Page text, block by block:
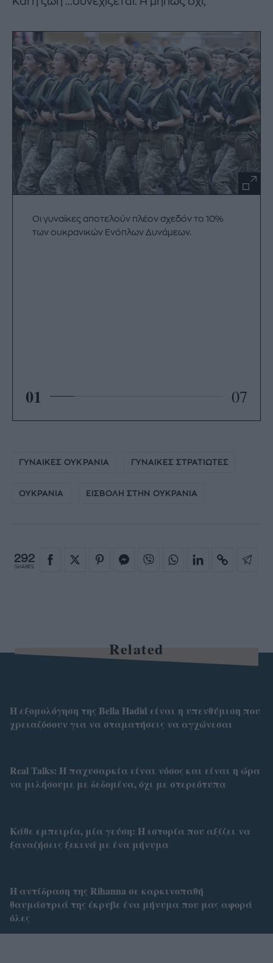
Οι γυναίκες αποτελούν πλέον σχεδόν το 10%
των ουκρανικών Ενόπλων Δυνάμεων.
01 07
ΓΥΝΑΙΚΕΣ ΟΥΚΡΑΝΙΑ ΓΥΝΑΙΚΕΣ ΣΤΡΑΤΙΩΤΕΣ
ΟΥΚΡΑΝΙΑ ΕΙΣΒΟΛΗ ΣΤΗΝ ΟΥΚΡΑΝΙΑ
292
SHARES
Related
Η εξομολόγηση της Bella Hadid είναι η υπενθύμιση που
χρειαζόσουν για να σταματήσεις να αγχώνεσαι
Real Talks: H παχυσαρκία είναι νόσος και είναι η ώρα
να μιλήσουμε με δεδομένα, όχι με στερεότυπα
Κάθε εμπειρία, μία γεύση: Η ιστορία που αξίζει να
ξαναζήσεις ξεκινά με ένα μήνυμα
Η αντίδραση της Rihanna σε καρκινοπαθή
θαυμάστριά της έκρυβε ένα μήνυμα που μας αφορά
όλες